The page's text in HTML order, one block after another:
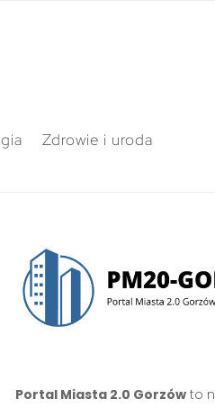
Zdrowie i uroda
Portal Miasta 2.0 Gorzówto